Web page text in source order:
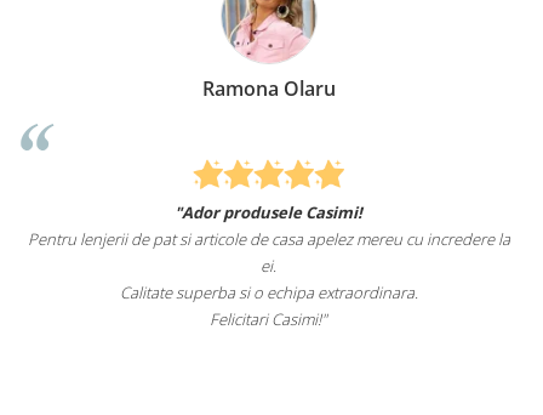
Ramona Olaru
"Ador produsele Casimi!
Pentru lenjerii de pat si articole de casa apelez mereu cu incredere la
ei.
Calitate superba si o echipa extraordinara.
Felicitari Casimi!"